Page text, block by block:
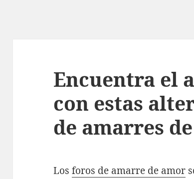
Encuentra el
con estas
de amarres
Losforos de amarre de amor